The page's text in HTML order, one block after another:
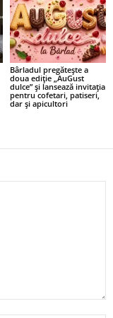
Bârladul pregătește a
doua ediție „AuGust
dulce” și lansează invitația
pentru cofetari, patiseri,
dar și apicultori